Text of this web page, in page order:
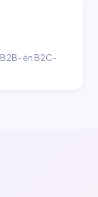
én B2C-